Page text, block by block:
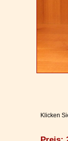
Datenschutzerklärung
Ihr WarenkorbKlicken